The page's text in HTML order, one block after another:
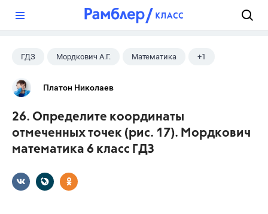
ГДЗ Мордкович А.Г. Математика +1
6 класс
Платон Николаев
26. Определите координаты
отмеченных точек (рис. 17). Мордкович
математика 6 класс ГДЗ